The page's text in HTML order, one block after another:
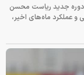
جدید ریاست محسن
عملکرد ماه‌های اخیر،